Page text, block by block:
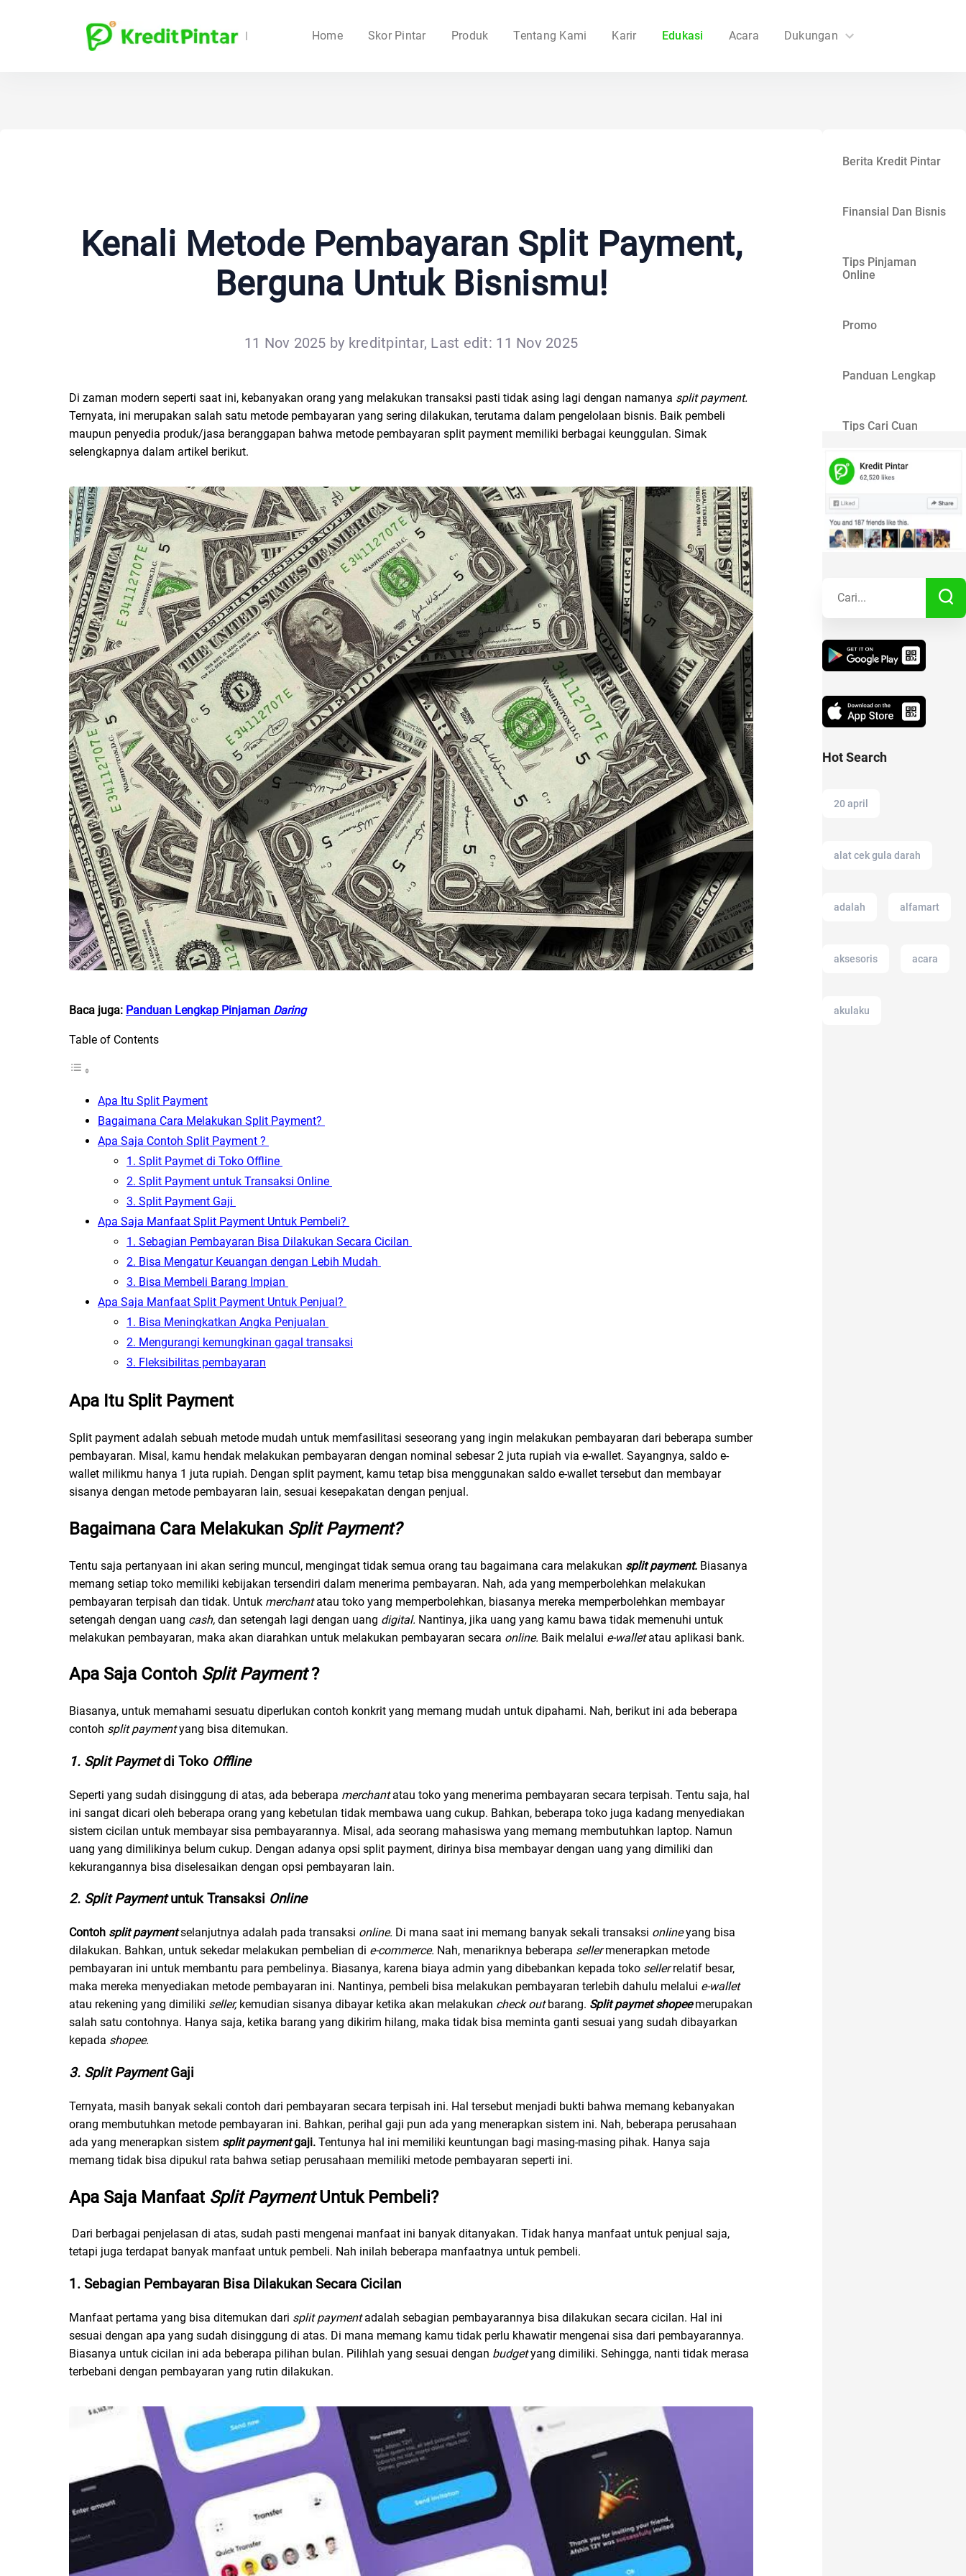
Home Skor Pintar Produk Tentang Kami Karir Edukasi Acara Dukungan
Kenali Metode Pembayaran Split Payment,
Berguna Untuk Bisnismu!
11 Nov 2025 by kreditpintar, Last edit: 11 Nov 2025
Di zaman modern seperti saat ini, kebanyakan orang yang melakukan transaksi pasti tidak asing lagi dengan namanya split payment.
Ternyata, ini merupakan salah satu metode pembayaran yang sering dilakukan, terutama dalam pengelolaan bisnis. Baik pembeli
maupun penyedia produk/jasa beranggapan bahwa metode pembayaran split payment memiliki berbagai keunggulan. Simak
selengkapnya dalam artikel berikut.
Baca juga: Panduan Lengkap Pinjaman Daring
Table of Contents
Apa Itu Split Payment
Bagaimana Cara Melakukan Split Payment?
Apa Saja Contoh Split Payment ?
1. Split Paymet di Toko Offline
2. Split Payment untuk Transaksi Online
3. Split Payment Gaji
Apa Saja Manfaat Split Payment Untuk Pembeli?
1. Sebagian Pembayaran Bisa Dilakukan Secara Cicilan
2. Bisa Mengatur Keuangan dengan Lebih Mudah
3. Bisa Membeli Barang Impian
Apa Saja Manfaat Split Payment Untuk Penjual?
1. Bisa Meningkatkan Angka Penjualan
2. Mengurangi kemungkinan gagal transaksi
3. Fleksibilitas pembayaran
Apa Itu Split Payment
Split payment adalah sebuah metode mudah untuk memfasilitasi seseorang yang ingin melakukan pembayaran dari beberapa sumber
pembayaran. Misal, kamu hendak melakukan pembayaran dengan nominal sebesar 2 juta rupiah via e-wallet. Sayangnya, saldo e-
wallet milikmu hanya 1 juta rupiah. Dengan split payment, kamu tetap bisa menggunakan saldo e-wallet tersebut dan membayar
sisanya dengan metode pembayaran lain, sesuai kesepakatan dengan penjual.
Bagaimana Cara Melakukan Split Payment?
Tentu saja pertanyaan ini akan sering muncul, mengingat tidak semua orang tau bagaimana cara melakukan split payment. Biasanya
memang setiap toko memiliki kebijakan tersendiri dalam menerima pembayaran. Nah, ada yang memperbolehkan melakukan
pembayaran terpisah dan tidak. Untuk merchantatau toko yang memperbolehkan, biasanya mereka memperbolehkan membayar
setengah dengan uang cash, dan setengah lagi dengan uang digital. Nantinya, jika uang yang kamu bawa tidak memenuhi untuk
melakukan pembayaran, maka akan diarahkan untuk melakukan pembayaran secara online. Baik melalui e-walletatau aplikasi bank.
Apa Saja Contoh Split Payment?
Biasanya, untuk memahami sesuatu diperlukan contoh konkrit yang memang mudah untuk dipahami. Nah, berikut ini ada beberapa
contoh split paymentyang bisa ditemukan.
1. Split Paymetdi Toko Offline
Seperti yang sudah disinggung di atas, ada beberapa merchantatau toko yang menerima pembayaran secara terpisah. Tentu saja, hal
ini sangat dicari oleh beberapa orang yang kebetulan tidak membawa uang cukup. Bahkan, beberapa toko juga kadang menyediakan
sistem cicilan untuk membayar sisa pembayarannya. Misal, ada seorang mahasiswa yang memang membutuhkan laptop. Namun
uang yang dimilikinya belum cukup. Dengan adanya opsi split payment, dirinya bisa membayar dengan uang yang dimiliki dan
kekurangannya bisa diselesaikan dengan opsi pembayaran lain.
2. Split Paymentuntuk Transaksi Online
Contoh split payment selanjutnya adalah pada transaksi online. Di mana saat ini memang banyak sekali transaksi onlineyang bisa
dilakukan. Bahkan, untuk sekedar melakukan pembelian di e-commerce. Nah, menariknya beberapa sellermenerapkan metode
pembayaran ini untuk membantu para pembelinya. Biasanya, karena biaya admin yang dibebankan kepada toko sellerrelatif besar,
maka mereka menyediakan metode pembayaran ini. Nantinya, pembeli bisa melakukan pembayaran terlebih dahulu melalui e-wallet
atau rekening yang dimiliki seller, kemudian sisanya dibayar ketika akan melakukan check out barang. Split paymet shopee merupakan
salah satu contohnya. Hanya saja, ketika barang yang dikirim hilang, maka tidak bisa meminta ganti sesuai yang sudah dibayarkan
kepada shopee.
3. Split PaymentGaji
Ternyata, masih banyak sekali contoh dari pembayaran secara terpisah ini. Hal tersebut menjadi bukti bahwa memang kebanyakan
orang membutuhkan metode pembayaran ini. Bahkan, perihal gaji pun ada yang menerapkan sistem ini. Nah, beberapa perusahaan
ada yang menerapkan sistem split paymentgaji. Tentunya hal ini memiliki keuntungan bagi masing-masing pihak. Hanya saja
memang tidak bisa dipukul rata bahwa setiap perusahaan memiliki metode pembayaran seperti ini.
Apa Saja Manfaat Split PaymentUntuk Pembeli?
Dari berbagai penjelasan di atas, sudah pasti mengenai manfaat ini banyak ditanyakan. Tidak hanya manfaat untuk penjual saja,
tetapi juga terdapat banyak manfaat untuk pembeli. Nah inilah beberapa manfaatnya untuk pembeli.
1. Sebagian Pembayaran Bisa Dilakukan Secara Cicilan
Manfaat pertama yang bisa ditemukan dari split paymentadalah sebagian pembayarannya bisa dilakukan secara cicilan. Hal ini
sesuai dengan apa yang sudah disinggung di atas. Di mana memang kamu tidak perlu khawatir mengenai sisa dari pembayarannya.
Biasanya untuk cicilan ini ada beberapa pilihan bulan. Pilihlah yang sesuai dengan budgetyang dimiliki. Sehingga, nanti tidak merasa
terbebani dengan pembayaran yang rutin dilakukan.
Berita Kredit Pintar
Finansial Dan Bisnis
Tips Pinjaman
Online
Promo
Panduan Lengkap
Tips Cari Cuan
Gaya Hidup
Kisah Sukses
Hot Search
20 april
alat cek gula darah
adalah alfamart
aksesoris acara
akulaku